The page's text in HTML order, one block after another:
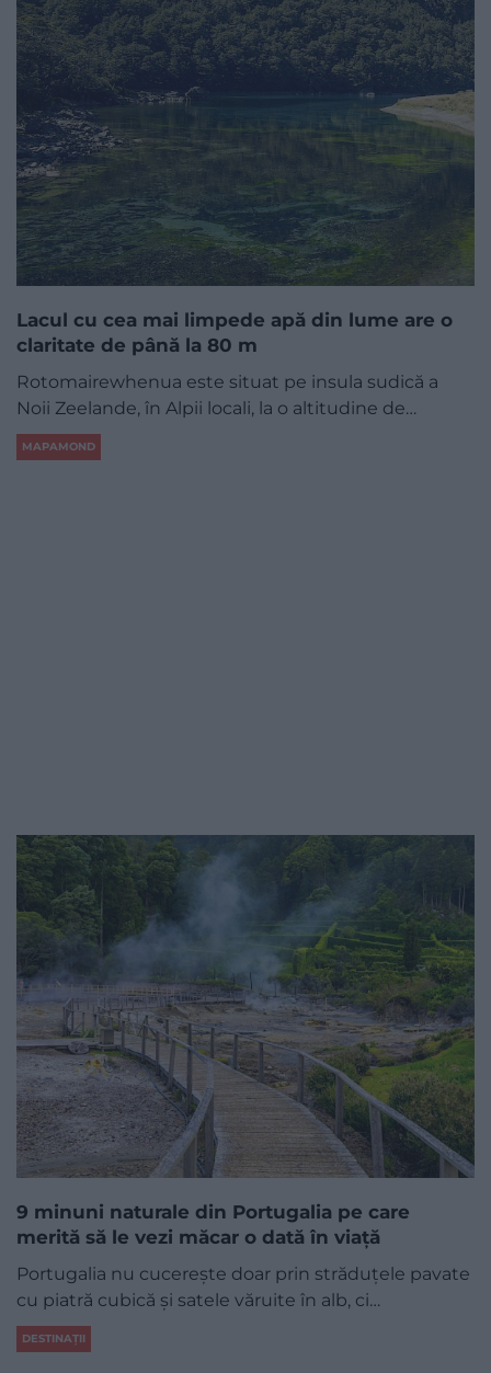
Lacul cu cea mai limpede apă din lume are o
claritate de până la 80 m
Rotomairewhenua este situat pe insula sudică a
Noii Zeelande, în Alpii locali, la o altitudine de…
MAPAMOND
9 minuni naturale din Portugalia pe care
merită să le vezi măcar o dată în viață
Portugalia nu cucerește doar prin străduțele pavate
cu piatră cubică și satele văruite în alb, ci…
DESTINAȚII